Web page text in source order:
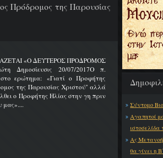
Σύντομο
Αγαπητοί
Ας
θα γίνει η
Πρόδρομος της Παρουσίας
«Ο ΔΕΥΤΕΡΟΣ ΠΡΟΔΡΟΜΟΣ
Δημοσίευσις 20/07/2017Ο π.
ερώτημα: «Γιατί ο Προφήτης
της Παρουσίας Χριστού" αλλά
ο Προφήτης Ηλίας στην γη πριν
μας»....